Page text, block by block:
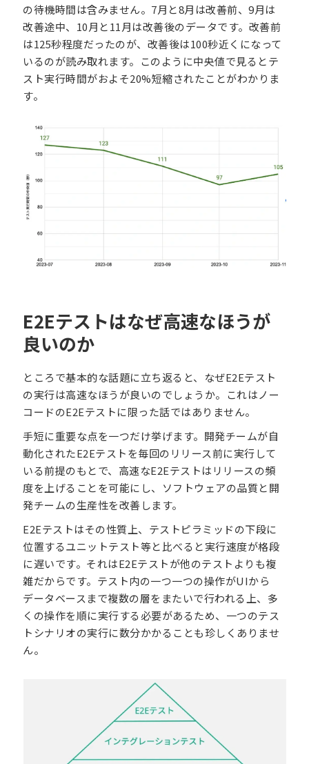
の待機時間は含みません。7月と8月は改善前、9月は
改善途中、10月と11月は改善後のデータです。改善前
は125秒程度だったのが、改善後は100秒近くになって
いるのが読み取れます。このように中央値で見るとテ
スト実行時間がおよそ20%短縮されたことがわかりま
す。
E2Eテストはなぜ高速なほうが
良いのか
ところで基本的な話題に立ち返ると、なぜE2Eテスト
の実行は高速なほうが良いのでしょうか。これはノー
コードのE2Eテストに限った話ではありません。
手短に重要な点を一つだけ挙げます。開発チームが自
動化されたE2Eテストを毎回のリリース前に実行して
いる前提のもとで、高速なE2Eテストはリリースの頻
度を上げることを可能にし、ソフトウェアの品質と開
発チームの生産性を改善します。
E2Eテストはその性質上、テストピラミッドの下段に
位置するユニットテスト等と比べると実行速度が格段
に遅いです。それはE2Eテストが他のテストよりも複
雑だからです。テスト内の一つ一つの操作がUIから
データベースまで複数の層をまたいで行われる上、多
くの操作を順に実行する必要があるため、一つのテス
トシナリオの実行に数分かかることも珍しくありませ
ん。